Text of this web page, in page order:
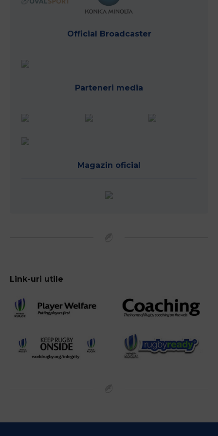
Official Broadcaster
Parteneri media
Magazin oficial
Link-uri utile